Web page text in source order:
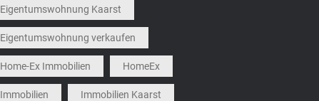
Eigentumswohnung Kaarst
Eigentumswohnung verkaufen
Home-Ex Immobilien HomeEx
Immobilien Immobilien Kaarst